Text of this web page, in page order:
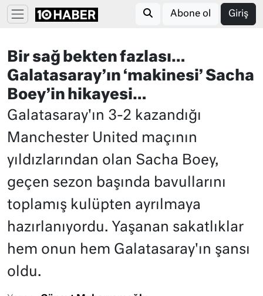
Abone ol Giriş
Bir sağ bekten fazlası…
Galatasaray’ın ‘makinesi’ Sacha
Boey’in hikayesi…
Galatasaray'ın 3-2 kazandığı
Manchester United maçının
yıldızlarından olan Sacha Boey,
geçen sezon başında bavullarını
toplamış kulüpten ayrılmaya
hazırlanıyordu. Yaşanan sakatlıklar
hem onun hem Galatasaray'ın şansı
oldu.